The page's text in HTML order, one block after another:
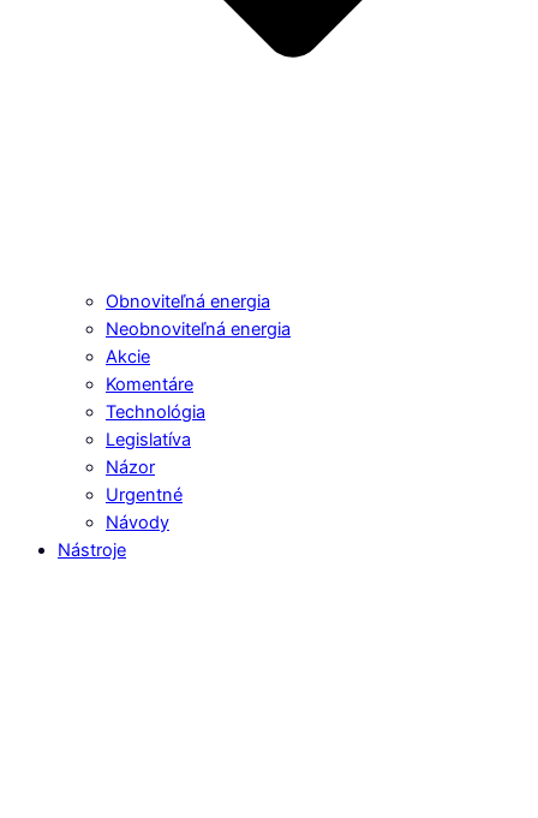
Obnoviteľná energia
Neobnoviteľná energia
Akcie
Komentáre
Technológia
Legislatíva
Názor
Urgentné
Návody
Nástroje